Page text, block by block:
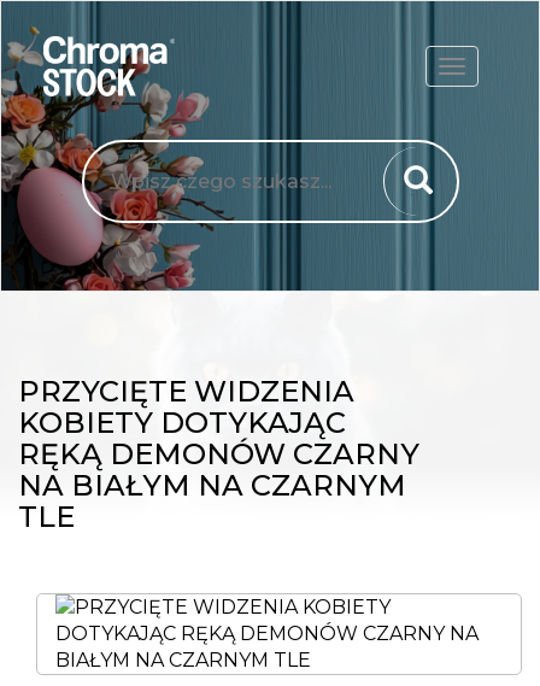
PRZYCIĘTE WIDZENIA
KOBIETY DOTYKAJĄC
RĘKĄ DEMONÓW CZARNY
NA BIAŁYM NA CZARNYM
TLE